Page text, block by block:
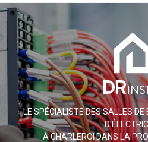
LE SPÉCIALISTE DES SALLES DE
À CHARLEROI DANS LA